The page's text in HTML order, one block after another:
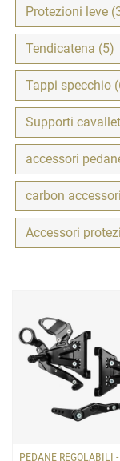
Protezioni leve
Tendicatena (5)
Tappi specchio
Supporti
accessori
carbon
Accessori
PEDANE REGOLABILI